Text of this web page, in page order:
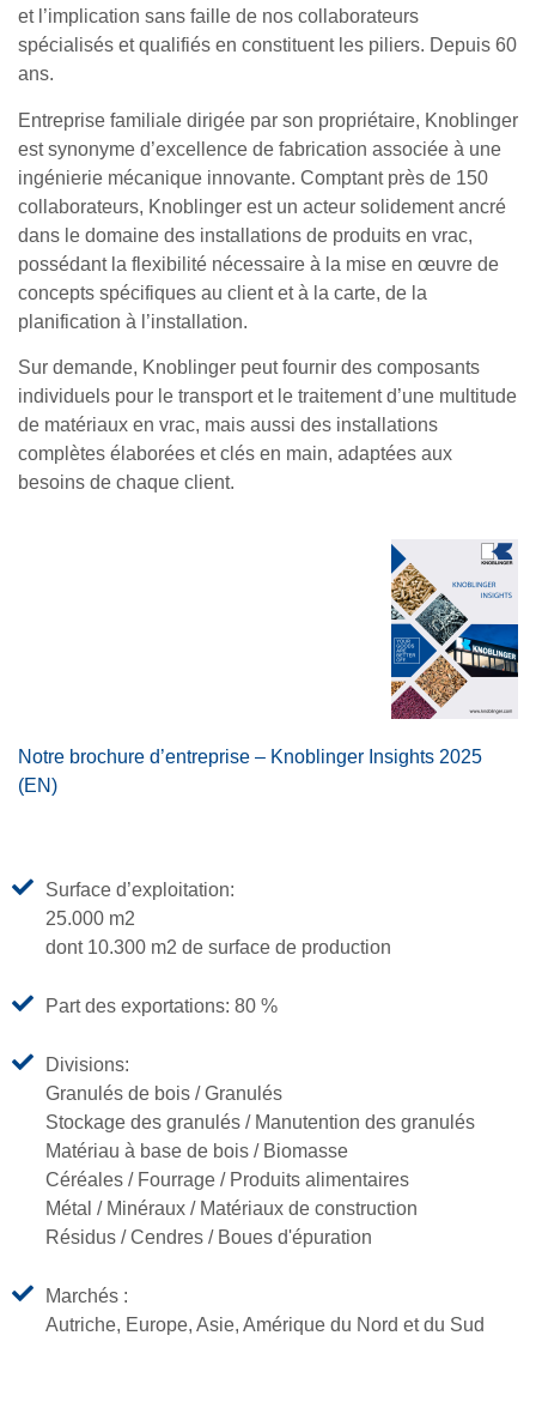
et l’implication sans faille de nos collaborateurs
spécialisés et qualifiés en constituent les piliers. Depuis 60
ans.
Entreprise familiale dirigée par son propriétaire, Knoblinger
est synonyme d’excellence de fabrication associée à une
ingénierie mécanique innovante. Comptant près de 150
collaborateurs, Knoblinger est un acteur solidement ancré
dans le domaine des installations de produits en vrac,
possédant la flexibilité nécessaire à la mise en œuvre de
concepts spécifiques au client et à la carte, de la
planification à l’installation.
Sur demande, Knoblinger peut fournir des composants
individuels pour le transport et le traitement d’une multitude
de matériaux en vrac, mais aussi des installations
complètes élaborées et clés en main, adaptées aux
besoins de chaque client.
Notre brochure d’entreprise – Knoblinger Insights 2025
(EN)
Surface d’exploitation:
25.000 m2
dont 10.300 m2 de surface de production
Part des exportations: 80 %
Divisions:
Granulés de bois / Granulés
Stockage des granulés / Manutention des granulés
Matériau à base de bois / Biomasse
Céréales / Fourrage / Produits alimentaires
Métal / Minéraux / Matériaux de construction
Résidus / Cendres / Boues d'épuration
Marchés :
Autriche, Europe, Asie, Amérique du Nord et du Sud